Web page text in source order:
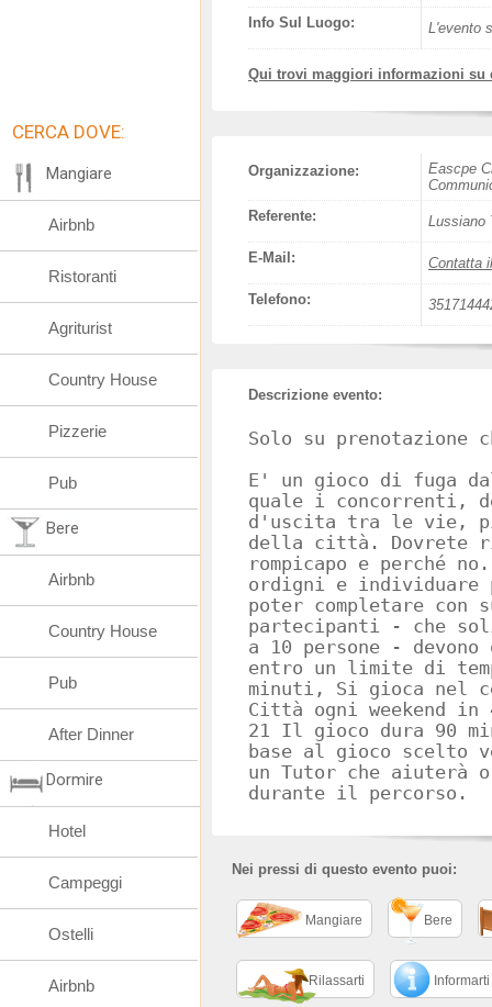
Info Sul Luogo: L'evento
Qui trovi maggiori informazioni su
Organizzazione:
Eascpe
Referente:
Lussiano
E-Mail: Contatta
Telefono:
Descrizione evento:
Solo su prenotazione
E' un gioco di fuga
quale i concorrenti,
d'uscita tra le vie,
della città. Dovrete
rompicapo e perché
ordigni e individuare
poter completare
partecipanti - che
a 10 persone -
entro un limite di
minuti, Si gioca nel
Città ogni weekend
21 Il gioco dura 90
base al gioco scelto
un Tutor che aiuterà
durante il percorso.
Nei pressi di questo evento puoi:
Mangiare Bere
Rilassarti Informarti
CERCA DOVE:
Mangiare
Airbnb
Ristoranti
Agriturist
Country House
Pizzerie
Pub
Bere
Airbnb
Country House
Pub
After Dinner
Dormire
Hotel
Campeggi
Ostelli
Airbnb